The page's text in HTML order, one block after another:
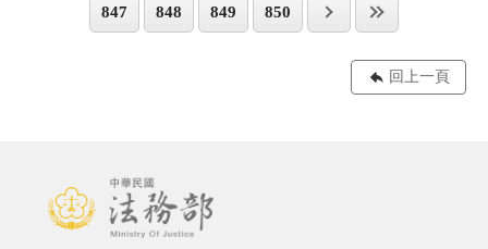
847 848 849 850
回上一頁